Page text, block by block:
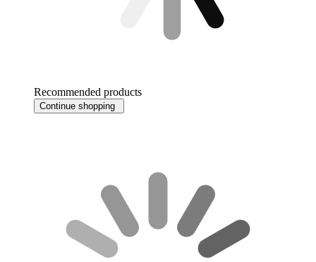
Recommended products
Continue shopping